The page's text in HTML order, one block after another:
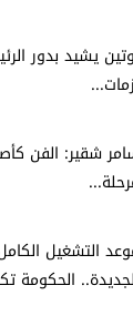
يشيد بدور
شقير: الفن
التشغيل
الحكومة